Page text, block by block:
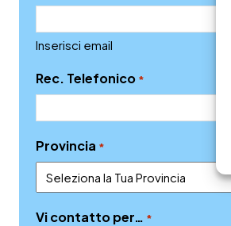
Inserisci email
Rec. Telefonico *
Provincia *
Vi contatto per… *